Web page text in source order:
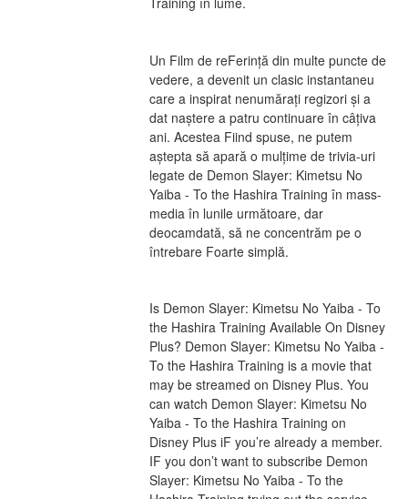
Un Film de reFerință din multe puncte de
vedere, a devenit un clasic instantaneu
care a inspirat nenumărați regizori și a
dat naștere a patru continuare în câțiva
ani. Acestea Fiind spuse, ne putem
aștepta să apară o mulțime de trivia-uri
legate de Demon Slayer: Kimetsu No
Yaiba - To the Hashira Training în mass-
media în lunile următoare, dar
deocamdată, să ne concentrăm pe o
întrebare Foarte simplă.
Is Demon Slayer: Kimetsu No Yaiba - To
the Hashira Training Available On Disney
Plus? Demon Slayer: Kimetsu No Yaiba -
To the Hashira Training is a movie that
may be streamed on Disney Plus. You
can watch Demon Slayer: Kimetsu No
Yaiba - To the Hashira Training on
Disney Plus iF you’re already a member.
IF you don’t want to subscribe Demon
Slayer: Kimetsu No Yaiba - To the